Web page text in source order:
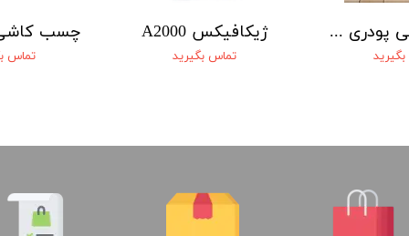
تماس
ژیکافیکس A2000
تماس بگیرید
چسب کاشی پودری FILL FIX F1